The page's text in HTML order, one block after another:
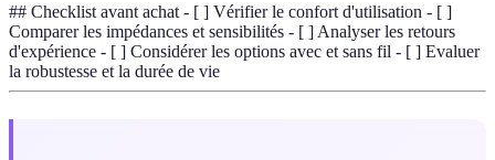
## Checklist avant achat - [ ] Vérifier le confort d'utilisation - [ ]
Comparer les impédances et sensibilités - [ ] Analyser les retours
d'expérience - [ ] Considérer les options avec et sans fil - [ ] Evaluer
la robustesse et la durée de vie